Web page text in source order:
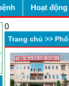
Hoạt
0
Trang chủ >>